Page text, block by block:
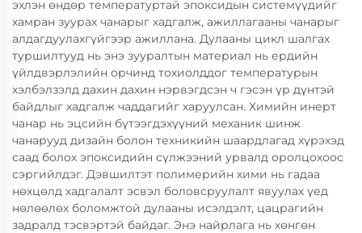
эхлэн өндөр температуртай эпоксидын системүүдийг
хамран зуурах чанарыг хадгалж, ажиллагааны чанарыг
алдагдуулахгүйгээр ажиллана. Дулааны цикл шалгах
туршилтууд нь энэ зууралтын материал нь ердийн
үйлдвэрлэлийн орчинд тохиолддог температурын
хэлбэлзэлд дахин дахин нэрвэгдсэн ч гэсэн үр дүнтэй
байдлыг хадгалж чаддагийг харуулсан. Химийн инерт
чанар нь эцсийн бүтээгдэхүүний механик шинж
чанарууд дизайн болон техникийн шаардлагад хүрэхэд
саад болох эпоксидийн сүлжээний урвалд оролцохоос
сэргийлдэг. Дэвшилтэт полимерийн хими нь гадаа
нөхцөлд хадгалалт эсвэл боловсруулалт явуулах үед
нөлөөлөх боломжтой дулааны исэлдэлт, цацрагийн
задралд тэсвэртэй байдаг. Энэ найрлага нь хөнгөн